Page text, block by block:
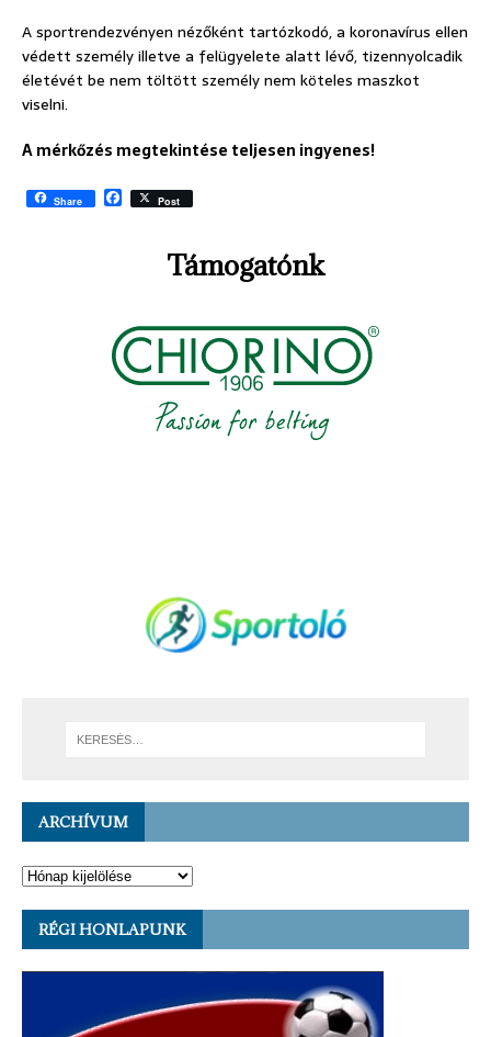
A sportrendezvényen nézőként tartózkodó, a koronavírus ellen
védett személy illetve a felügyelete alatt lévő, tizennyolcadik
életévét be nem töltött személy nem köteles maszkot
viselni.
A mérkőzés megtekintése teljesen ingyenes!
Share F
a
k
Post
Támogatónk
ARCHÍVUM
RÉGI HONLAPUNK